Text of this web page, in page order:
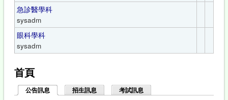
急診醫學科
sysadm
眼科學科
sysadm
首頁
公告訊息 (作用中頁籤)招生訊息 考試訊息